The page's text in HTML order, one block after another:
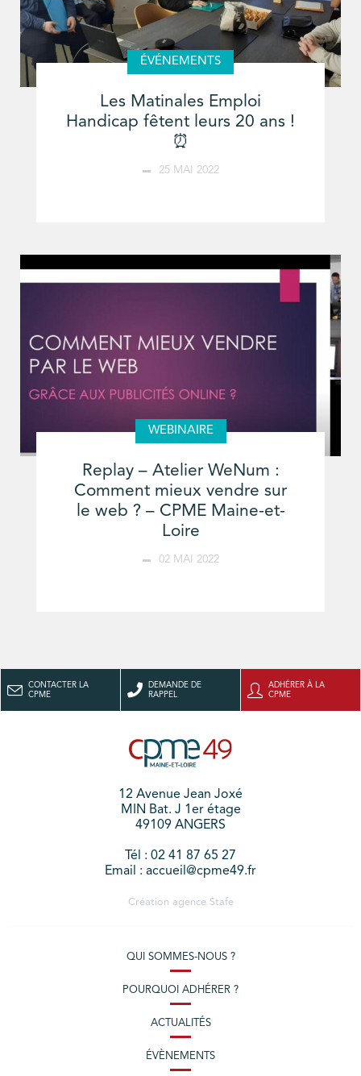
ÉVÉNEMENTS
Les Matinales Emploi
Handicap fêtent leurs 20 ans !
⏰
25 MAI 2022
WEBINAIRE
Replay – Atelier WeNum :
Comment mieux vendre sur
le web ? – CPME Maine-et-
Loire
02 MAI 2022
CONTACTER LA
CPME
DEMANDE DE
RAPPEL
ADHÉRER À LA
CPME
12 Avenue Jean Joxé
MIN Bat. J 1er étage
49109 ANGERS
Tél : 02 41 87 65 27
Email : accueil@cpme49.fr
Création agence Stafe
QUI SOMMES-NOUS ?
POURQUOI ADHÉRER ?
ACTUALITÉS
ÉVÈNEMENTS